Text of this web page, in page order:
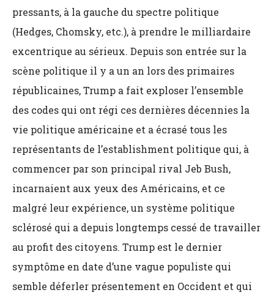
pressants, à la gauche du spectre politique
(Hedges, Chomsky, etc.), à prendre le milliardaire
excentrique au sérieux. Depuis son entrée sur la
scène politique il y a un an lors des primaires
républicaines, Trump a fait exploser l’ensemble
des codes qui ont régi ces dernières décennies la
vie politique américaine et a écrasé tous les
représentants de l’establishment politique qui, à
commencer par son principal rival Jeb Bush,
incarnaient aux yeux des Américains, et ce
malgré leur expérience, un système politique
sclérosé qui a depuis longtemps cessé de travailler
au profit des citoyens. Trump est le dernier
symptôme en date d’une vague populiste qui
semble déferler présentement en Occident et qui